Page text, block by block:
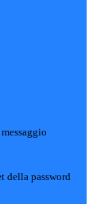
della password